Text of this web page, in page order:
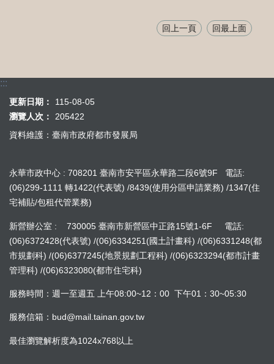
回上一頁 回最上面
:::
更新日期：
115-08-05
瀏覽人次：
205422
資料維護：臺南市政府都市發展局
永華市政中心 : 708201 臺南市安平區永華路二段6號9F 電話:
(06)299-1111 轉1422(代表號) /8439(使用分區申請業務) /1347(住
宅補貼/包租代管業務)
新營辦公室 : 730005 臺南市新營區中正路15號1-6F 電話:
(06)6372428(代表號) /(06)6334251(國土計畫科) /(06)6331248(都
市規劃科) /(06)6377245(地景規劃工程科) /(06)6323294(都市計畫
管理科) /(06)6323080(都市住宅科)
服務時間：週一至週五 上午08:00~12：00 下午01：30~05:30
服務信箱：bud@mail.tainan.gov.tw
最佳瀏覽解析度為1024x768以上